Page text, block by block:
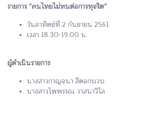
รายการ “คนไทยไม่ทนต่อการทุจริต”
วันอาทิตย์ที่ 2 กันยายน 2561
เวลา 18.30-19.00 น.
ผู้ดำเนินรายการ
นางสาวกาญจนา สีดอกบวบ
นางสาวไพพรรณ วาสนาวิไล